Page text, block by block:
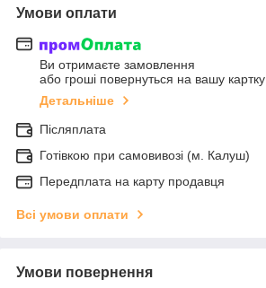
Умови оплати
Ви отримаєте замовлення
або гроші повернуться на вашу картку
Детальніше
Післяплата
Готівкою при самовивозі (м. Калуш)
Передплата на карту продавця
Всі умови оплати
Умови повернення